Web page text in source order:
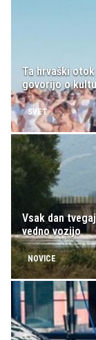
Ta hrvaški
govorijo o kultu
SVET
Vsak dan
vedno vozijo
NOVICE